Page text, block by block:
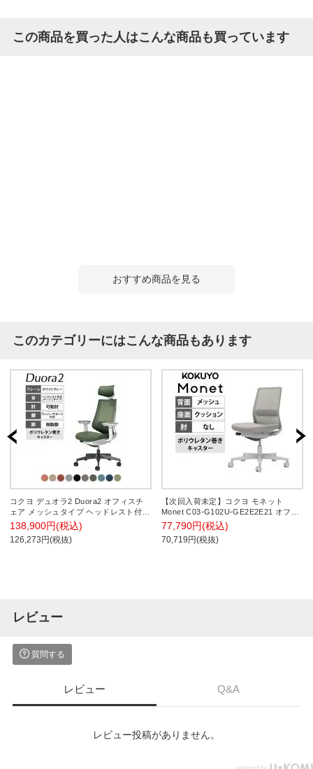
この商品を買った人はこんな商品も買っています
おすすめ商品を見る
このカテゴリーにはこんな商品もあります
コクヨ デュオラ2 Duora2 オフィスチ
ェア メッシュタイプ ヘッドレスト付き
可動肘 樹脂脚 ホワイトグレーフレーム
ランバーサポートあり ポリウレタンキ
ャスター C08-B332MU
138,900円(税込)
126,273円(税抜)
【次回入荷未定】コクヨ モネット
Monet C03-G102U-GE2E2E21 オフィ
スチェア 肘なし 樹脂脚 ウレタンキャ
スター ランバーサポート付き(ライトグ
レー) 背メッシュ 座面布張り 背座同色
77,790円(税込)
70,719円(税抜)
レビュー
質問する
レビュー Q&A
レビュー投稿がありません。